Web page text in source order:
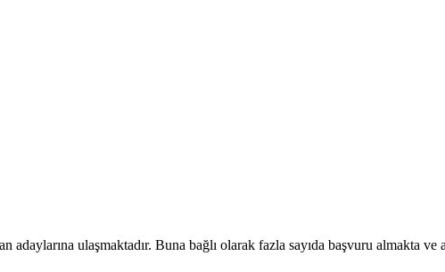
ulaşmaktadır. Buna bağlı olarak fazla sayıda başvuru almakta